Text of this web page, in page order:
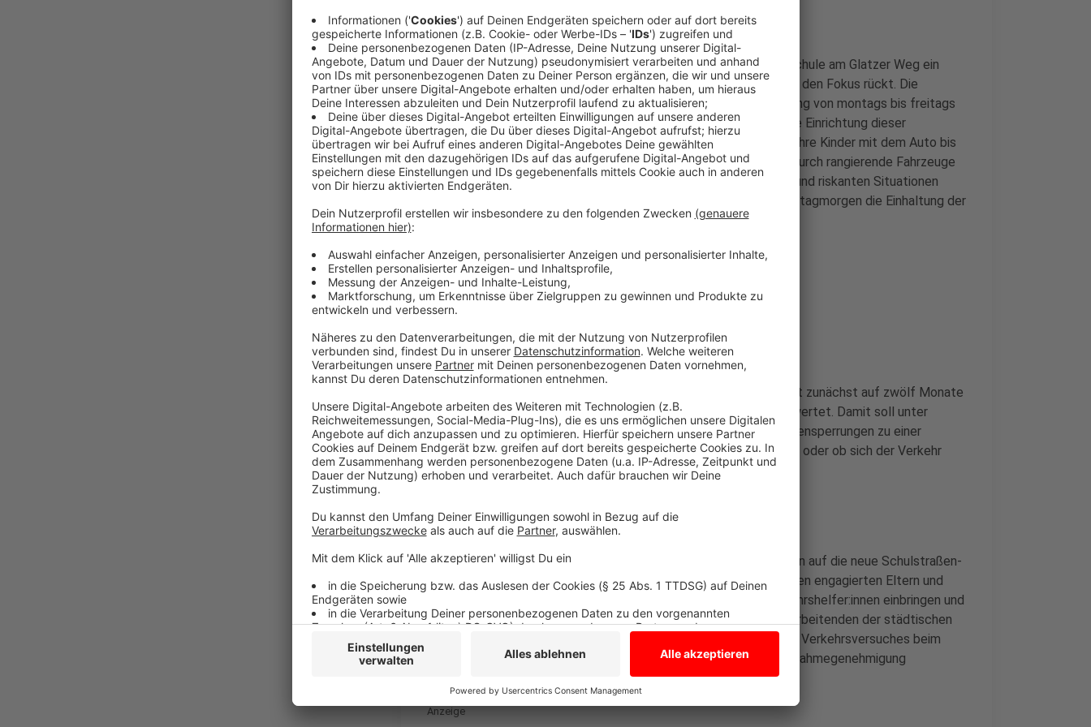
Am Montag (19.05.) ist an der Gottfried-von-Cappenberg-Grundschule am Glatzer Weg ein
Verkehrsversuch gestartet, der die Sicherheit der Schüler:innen in den Fokus rückt. Die
Straßen im direkten Umfeld der Grundschule sind jetzt ein Jahr lang von montags bis freitags
jeweils von 7:30 Uhr bis 8:15 Uhr für den Autoverkehr gesperrt. Die Einrichtung dieser
sogenannten Schulstraßen-Regelung soll verhindern, dass Eltern ihre Kinder mit dem Auto bis
direkt vor das Schultor bringen. In der Vergangenheit ist es dort durch rangierende Fahrzeuge
und hohes Verkehrsaufkommen regelmäßig zu unübersichtlichen und riskanten Situationen
gekommen. Mitarbeiter des Ordnungsamts kontrollierten am Montagmorgen die Einhaltung der
neuen Regelung.
Anzeige
Stadt wertet Erfolg der Straßensperrung aus
Anzeige
Der Verkehrsversuch zur Verbesserung der Schulwegsicherheit ist zunächst auf zwölf Monate
angelegt und wird in dieser Zeit regelmäßig von der Stadt ausgewertet. Damit soll unter
anderem geklärt werden, ob das Einrichten von temporären Straßensperrungen zu einer
tatsächlichen Reduzierung der sogenannten "Elterntaxis" beiträgt oder ob sich der Verkehr
lediglich in andere Straßen im Umfeld der Schule verlagert.
Verkehrsschilder, die in den Schulferien abgedeckt werden, weisen auf die neue Schulstraßen-
Regelung hin. Unterstützt wird der Verkehrsversuch von zahlreichen engagierten Eltern und
Erziehungsberechtigten, die sich morgens ehrenamtlich als Verkehrshelfer:innen einbringen und
die Sperrungen betreuen, sowie von der Polizei Münster und Mitarbeitenden der städtischen
Verkehrsüberwachung. Anwohnende können für den Zeitraum des Verkehrsversuches beim
Ordnungsamt der Stadt Münster
per E-Maileine schriftliche Ausnahmegenehmigung
Anzeige